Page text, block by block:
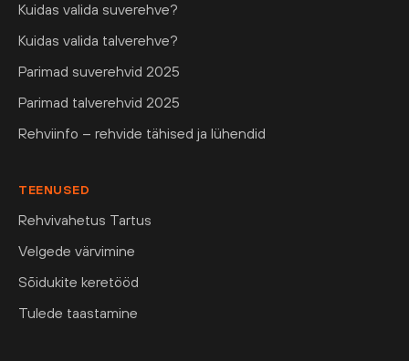
Kuidas valida suverehve?
Kuidas valida talverehve?
Parimad suverehvid 2025
Parimad talverehvid 2025
Rehviinfo – rehvide tähised ja lühendid
TEENUSED
Rehvivahetus Tartus
Velgede värvimine
Sõidukite keretööd
Tulede taastamine